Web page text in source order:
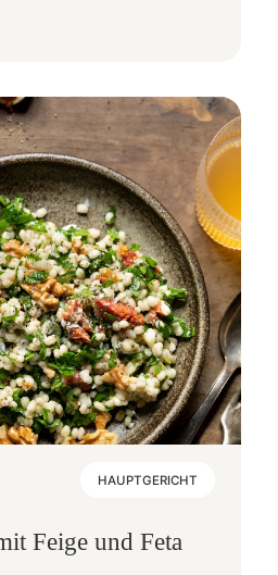
HAUPTGERICHT
Feige und Feta